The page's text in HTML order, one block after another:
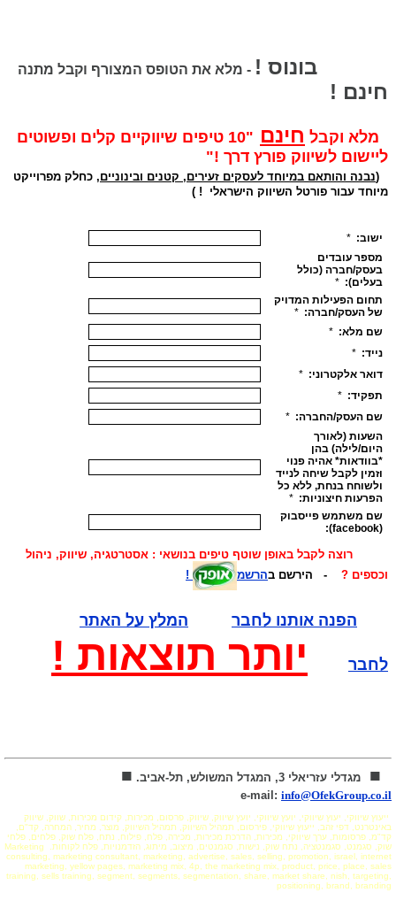
בונוס ! - מלא את הטופס המצורף וקבל מתנה
חינם !
מלא וקבל חינם
"10 טיפים שיווקיים קלים ופשוטים
ליישום לשיווק פורץ דרך !"
(נבנה והותאם במיוחד לעסקים זעירים, קטנים ובינוניים, כחלק מפרוייקט
מיוחד עבור פורטל השיווק הישראלי ! )
רוצה לקבל באופן שוטף טיפים בנושאי : אסטרטגיה, שיווק, ניהול
וכספים ? - הירשם בהרשמ !
הפנה אותנו לחבר המלץ על האתר
לחבר יותר תוצאות !
■ מגדלי עזריאלי 3, המגדל המשולש, תל-אביב. ■
info@OfekGroup.co.il
:e-mail
ייעוץ שיווקי, יעוץ שיווקי, יועץ שיווקי, יועץ שיווק, שיווק, פרסום, מכירות, קידום מכירות, שווק, שיווק
באינטרנט, דפי זהב, ייעוץ שיווקי, פירסום, תמהיל השיווק, תמהיל השיווק, מוצר, מחיר, המחרה, קד"ם,
קד"מ, פרסומות, ערך שיווקי, מכירות, הדרכת מכירות, מכירה, פלח, פילוח, נתח, פלח שוק, פלחים, פלחי
שוק, סגמנט, סגמנטציה, נתח שוק, נישות, סגמנטים, מיצוב, מיתוג, הזדמנויות, פלח לקוחות. Marketing
consulting, marketing consultant, marketing, advertise, sales, selling, promotion, israel, internet
marketing, yellow pages, marketing mix, 4p, the marketing mix, product, price, place, sales
training, sells training, segment, segments, segmentation, share, market share, nish, targeting,
positioning, brand, branding